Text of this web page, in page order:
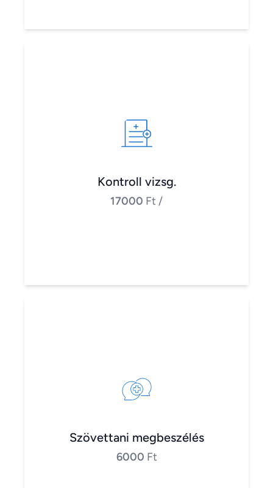
Kontroll vizsg.
17000 Ft /
Szövettani megbeszélés
6000 Ft